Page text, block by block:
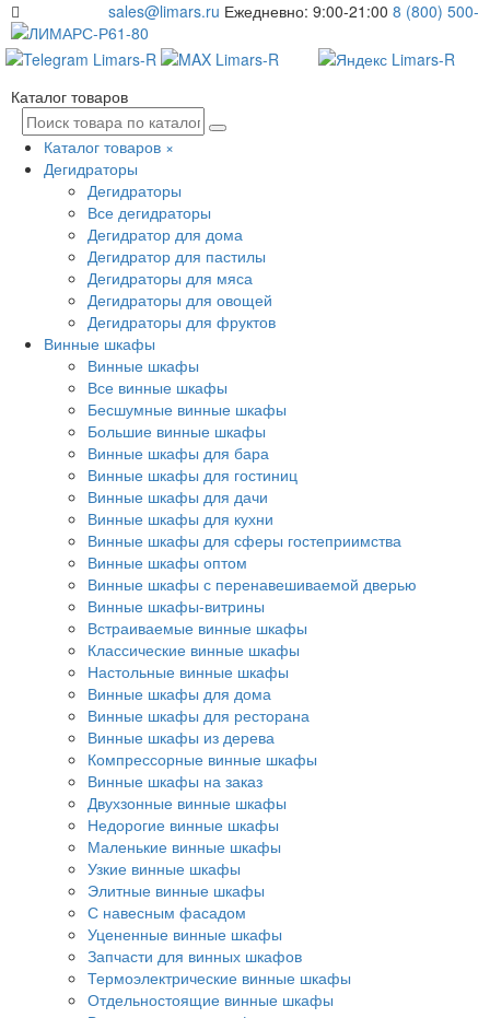
sales@limars.ru Ежедневно: 9:00-21:00 8 (800) 500-
61-80
Каталог товаров
Каталог товаров ×
Дегидраторы
Дегидраторы
Все дегидраторы
Дегидратор для дома
Дегидратор для пастилы
Дегидраторы для мяса
Дегидраторы для овощей
Дегидраторы для фруктов
Винные шкафы
Винные шкафы
Все винные шкафы
Бесшумные винные шкафы
Большие винные шкафы
Винные шкафы для бара
Винные шкафы для гостиниц
Винные шкафы для дачи
Винные шкафы для кухни
Винные шкафы для сферы гостеприимства
Винные шкафы оптом
Винные шкафы с перенавешиваемой дверью
Винные шкафы-витрины
Встраиваемые винные шкафы
Классические винные шкафы
Настольные винные шкафы
Винные шкафы для дома
Винные шкафы для ресторана
Винные шкафы из дерева
Компрессорные винные шкафы
Винные шкафы на заказ
Двухзонные винные шкафы
Недорогие винные шкафы
Маленькие винные шкафы
Узкие винные шкафы
Элитные винные шкафы
С навесным фасадом
Уцененные винные шкафы
Запчасти для винных шкафов
Термоэлектрические винные шкафы
Отдельностоящие винные шкафы